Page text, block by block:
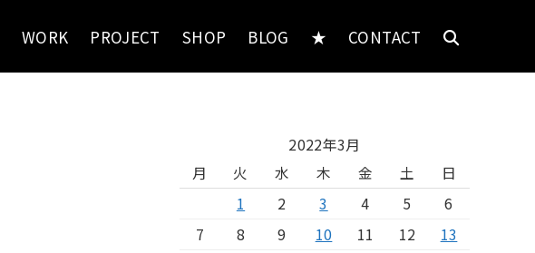
WORK PROJECT SHOP BLOG ★ CONTACT
2022年3月
月
火 水 木 金 土
日
1
2 3 4 5
6
7
8 9 10 11 12
13